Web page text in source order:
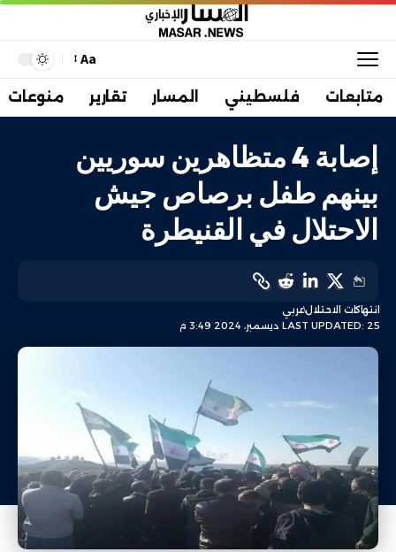
Aa
متابعات فلسطيني المسار تقارير منوعات
إصابة 4 متظاهرين سوريين
بينهم طفل برصاص جيش
الاحتلال في القنيطرة
LAST UPDATED: 25 ديسمبر، 2024 3:49 م
انتهاكات الاحتلالعربي